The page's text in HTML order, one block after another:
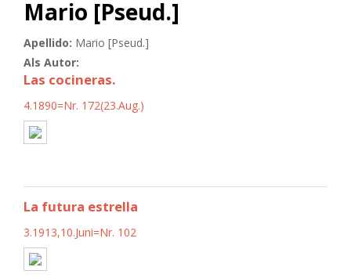
Mario [Pseud.]
Apellido: Mario [Pseud.]
Als Autor:
Las cocineras.
4.1890=Nr. 172(23.Aug.)
La futura estrella
3.1913,10.Juni=Nr. 102